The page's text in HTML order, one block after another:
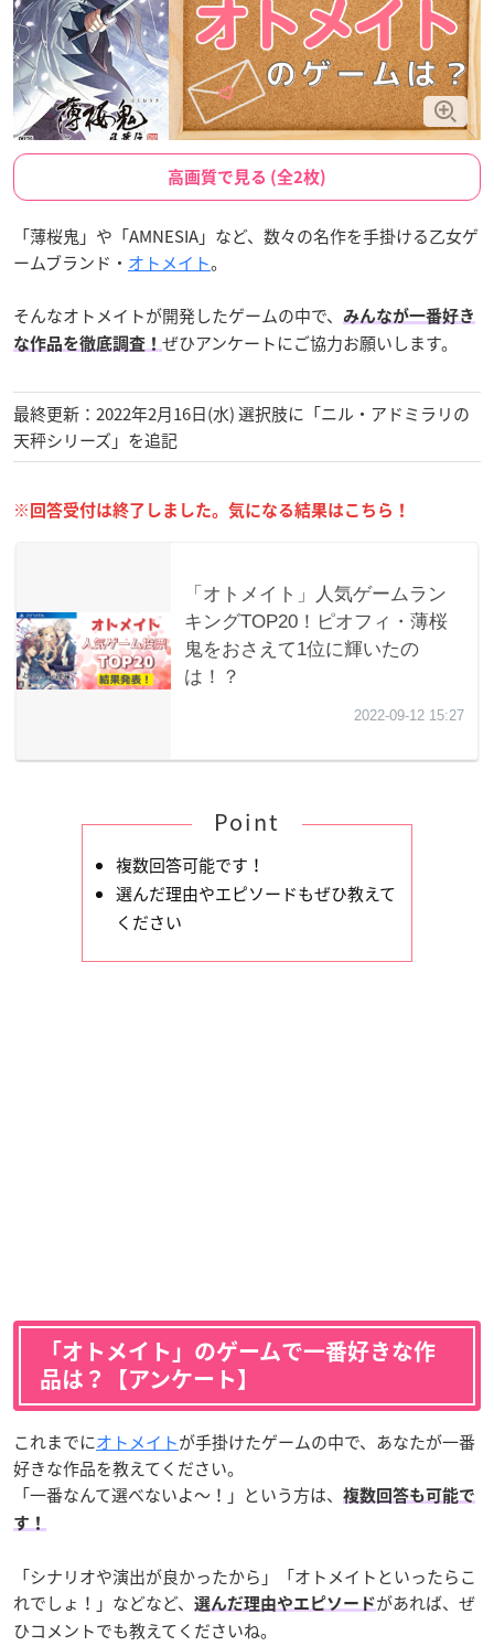
高画質で見る (全2枚)
「薄桜鬼」や「AMNESIA」など、数々の名作を手掛ける乙女ゲ
ームブランド・ オトメイト。
そんなオトメイトが開発したゲームの中で、
みんなが一番好き
な作品を徹底調査！ ぜひアンケートにご協力お願いします。
最終更新：2022年2月16日(水) 選択肢に「ニル・アドミラリの
天秤シリーズ」を追記
※回答受付は終了しました。気になる結果はこちら！
Point
複数回答可能です！
選んだ理由やエピソードもぜひ教えて
ください
「オトメイト」のゲームで一番好きな作
品は？【アンケート】
これまでにオトメイトが手掛けたゲームの中で、あなたが一番
好きな作品を教えてください。
「一番なんて選べないよ〜！」という方は、
複数回答も可能で
す！
「シナリオや演出が良かったから」「オトメイトといったらこ
れでしょ！」などなど、
選んだ理由やエピソードがあれば、ぜ
ひコメントでも教えてくださいね。